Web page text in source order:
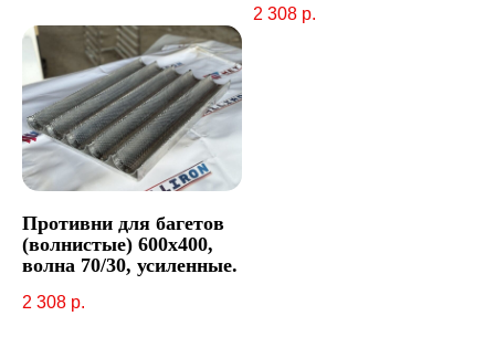
2 308 р.
Противни для багетов
(волнистые) 600х400,
волна 70/30, усиленные.
2 308 р.